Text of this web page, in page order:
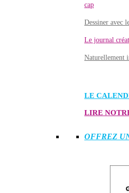
cap
Dessiner avec
Le journal
Naturellement
LE
LIRE
OFFREZ